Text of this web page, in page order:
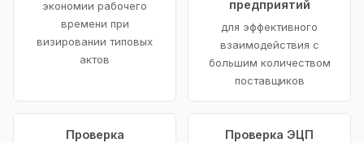
экономии рабочего
времени при
визировании типовых
актов
предприятий
для эффективного
взаимодействия с
большим количеством
поставщиков
Проверка
Проверка ЭЦП